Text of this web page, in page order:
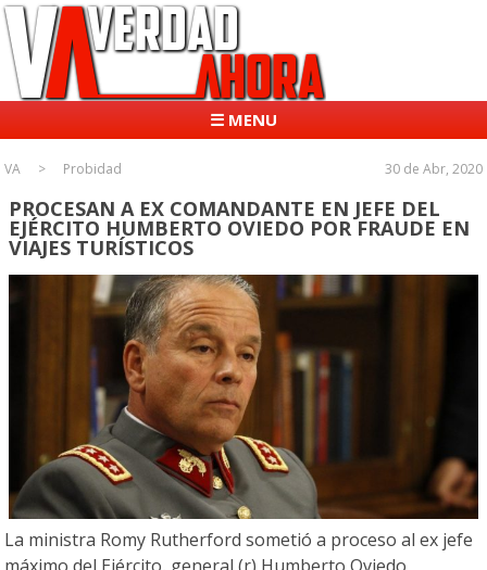
☰ MENU
VA Probidad 30 de Abr, 2020
PROCESAN A EX COMANDANTE EN JEFE DEL
EJÉRCITO HUMBERTO OVIEDO POR FRAUDE EN
VIAJES TURÍSTICOS
La ministra Romy Rutherford sometió a proceso al ex jefe